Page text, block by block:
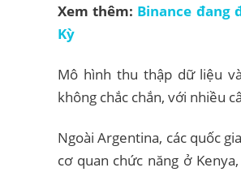
Xem thêm: Binance đang
Kỳ
Mô hình thu thập dữ liệu
không chắc chắn, với nhiều
Ngoài Argentina, các quốc
cơ quan chức năng ở